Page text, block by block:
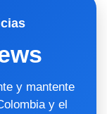
y mantente
y el